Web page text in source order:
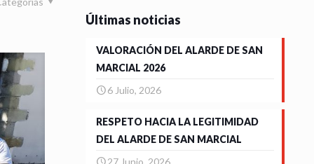
Últimas noticias
VALORACIÓN DEL ALARDE DE SAN
MARCIAL 2026
6 Julio, 2026
RESPETO HACIA LA LEGITIMIDAD
DEL ALARDE DE SAN MARCIAL
27 Junio, 2026